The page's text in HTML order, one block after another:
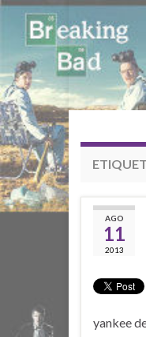
AGO
11
2013
yankee